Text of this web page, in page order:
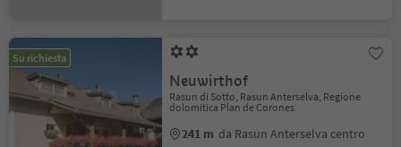
Su richiesta
Neuwirthof
Rasun di Sotto, Rasun Anterselva, Regione
dolomitica Plan de Corones
241 m da Rasun Anterselva centro